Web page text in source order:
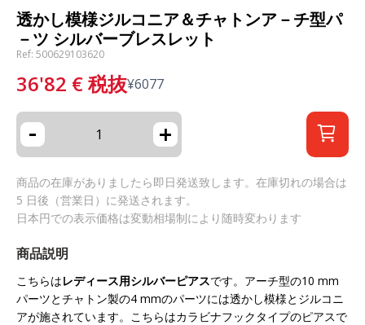
透かし模様ジルコニア＆チャトンア－チ型パ
－ツ シルバーブレスレット
Ref: 500629103620
36'82 €税抜¥6077
- +
商品の在庫がありましたら即日発送致します。在庫切れの場合は
5 日後（営業日）に発送されます。
日本円での表示価格は変動相場制により随時変わります
商品説明
こちらはレディース用シルバーピアスです。アーチ型の10 mm
パーツとチャトン製の4 mmのパーツには透かし模様とジルコニ
アが施されています。こちらはカラビナフックタイプのピアスで